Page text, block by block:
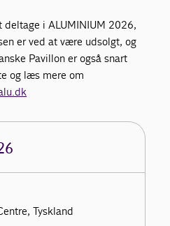
deltage i ALUMINIUM 2026,
er ved at være udsolgt, og
Pavillon er også snart
og læs mere om
Tyskland